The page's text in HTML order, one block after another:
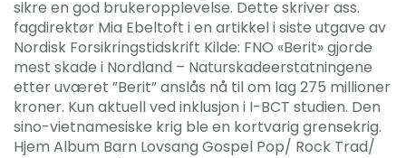
sikre en god brukeropplevelse. Dette skriver ass.
fagdirektør Mia Ebeltoft i en artikkel i siste utgave av
Nordisk Forsikringstidskrift Kilde: FNO «Berit» gjorde
mest skade i Nordland – Naturskadeerstatningene
etter uværet ”Berit” anslås nå til om lag 275 millioner
kroner. Kun aktuell ved inklusjon i I-BCT studien. Den
sino-vietnamesiske krig ble en kortvarig grensekrig.
Hjem Album Barn Lovsang Gospel Pop/ Rock Trad/